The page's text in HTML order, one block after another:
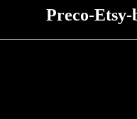
Preco-